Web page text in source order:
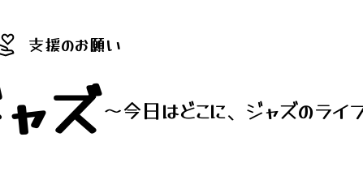
支援のお願い
ズ～今日はどこに、ジャズのライ